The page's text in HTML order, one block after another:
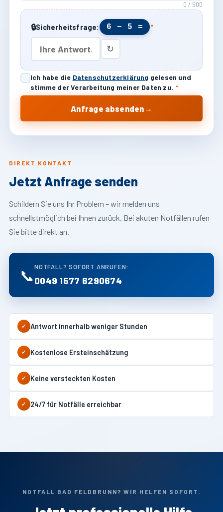
DIREKT KONTAKT
Jetzt Anfrage senden
Schildern Sie uns Ihr Problem – wir melden uns
schnellstmöglich bei Ihnen zurück. Bei akuten Notfällen rufen
Sie bitte direkt an.
📞 NOTFALL? SOFORT ANRUFEN:
0049 1577 6290674
✓ Antwort innerhalb weniger Stunden
✓ Kostenlose Ersteinschätzung
✓ Keine versteckten Kosten
✓ 24/7 für Notfälle erreichbar
0 / 500
🔒Sicherheitsfrage: 6 − 5 = *
↻
Ich habe die Datenschutzerklärung gelesen und
stimme der Verarbeitung meiner Daten zu. *
Anfrage absenden →
NOTFALL BAD FELDBRUNN? WIR HELFEN SOFORT.